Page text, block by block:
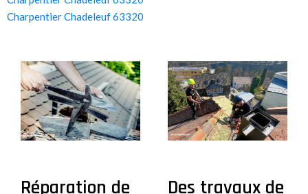
Charpentier Chadeleuf 63320
Réparation de
Des travaux de